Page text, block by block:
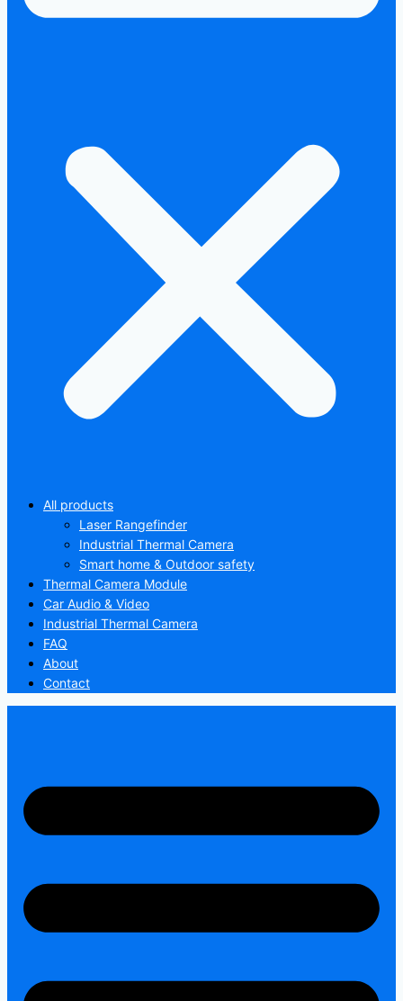
All products
Laser Rangefinder
Industrial Thermal Camera
Smart home & Outdoor safety
Thermal Camera Module
Car Audio & Video
Industrial Thermal Camera
FAQ
About
Contact